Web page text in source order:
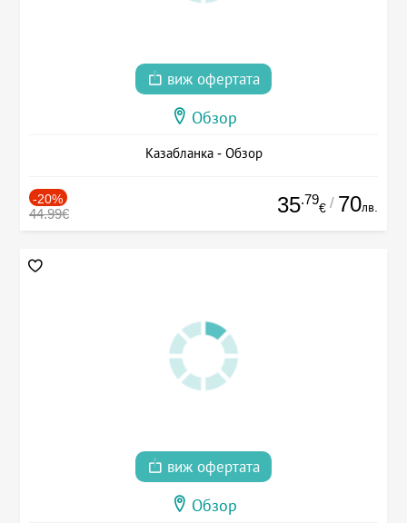
виж офертата
Обзор
Казабланка - Обзор
-20%
44.99€ 35.79
€ / 70лв.
виж офертата
Обзор